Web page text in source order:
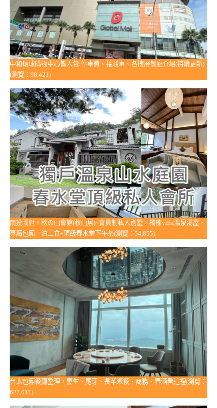
中和環球購物中心懶人包:停車費、接駁車、各樓層餐廳介紹(持續更新)
(瀏覽：98,421)
南投國姓。秋の山會館(秋山居)~會員制私人別墅，獨棟villa溫泉湯屋、
專屬包廂一泊二食+頂級春水堂下午茶(瀏覽：54,855)
台北包廂餐廳整理，慶生、尾牙、長輩聚餐、商務、春酒看這裡(瀏覽：
627,011)